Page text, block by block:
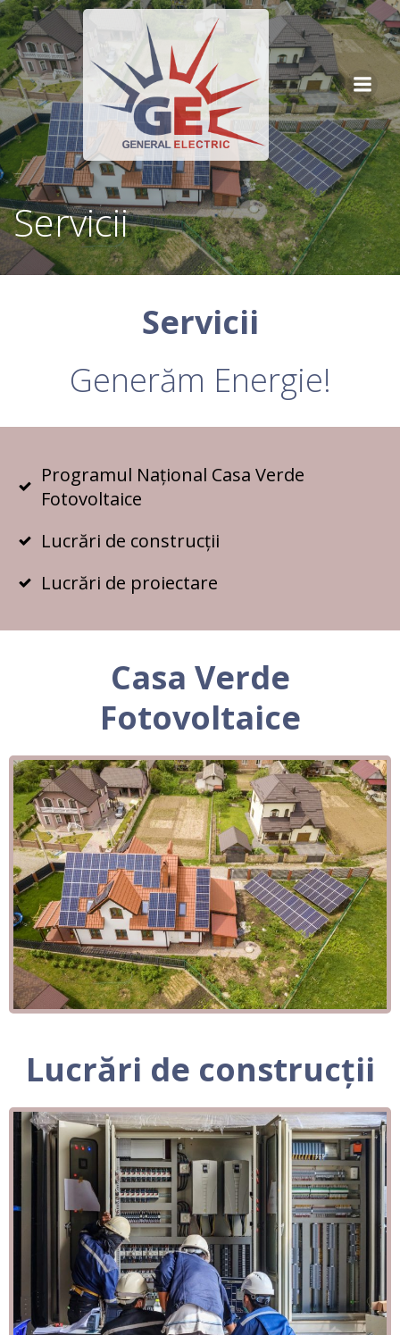
Servicii
Servicii
Generăm Energie!
Programul Național Casa Verde
Fotovoltaice
Lucrări de construcții
Lucrări de proiectare
Casa Verde
Fotovoltaice
Lucrări de construcții